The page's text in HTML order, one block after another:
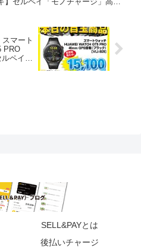
マート
PRO
ペイ
SELL&PAYとは
後払いチャージ